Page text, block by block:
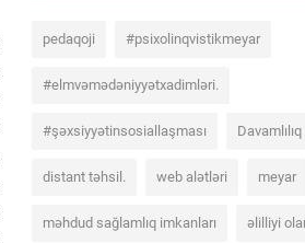
pedaqoji #psixolinqvistikmeyar
#elmvəmədəniyyətxadimləri.
#şəxsiyyətinsosiallaşması Davamlılıq
distant təhsil. web alətləri meyar
məhdud sağlamlıq imkanları əlilliyi